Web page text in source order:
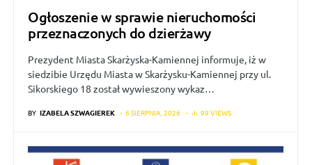
Ogłoszenie w sprawie nieruchomości
przeznaczonych do dzierżawy
Prezydent Miasta Skarżyska-Kamiennej informuje, iż w
siedzibie Urzędu Miasta w Skarżysku-Kamiennej przy ul.
Sikorskiego 18 został wywieszony wykaz…
BY IZABELA SZWAGIEREK 6 SIERPNIA, 2026 99 VIEWS